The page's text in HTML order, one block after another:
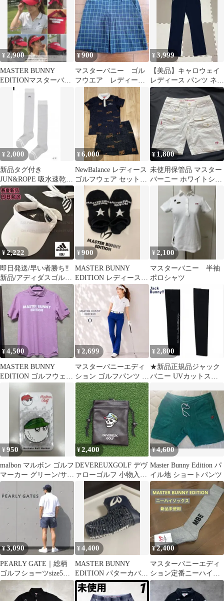
¥2,900
MASTER BUNNY
EDITIONマスターバニ
ー サンバイザーリボン
¥900
マスターバニー ゴル
フウエア レディー
ス スカート 1 紺
色 ⚠難あり USED
¥3,999
【美品】キャロウェイ
レディース パンツ ネイ
ビー L 白パイピング ロ
ゴ刺繍
¥ 2,000
新品タグ付き
JUN&ROPE 吸水速乾
ニーハイソックス グレ
ー ゴルフ
¥6,000
NewBalance レディース
ゴルフウェア セットア
ップ ニューバラン
ス M
¥ 1,800
未使用保管品 マスター
バーニー ホワイトショ
ートパンツ S ゴルフ
ウェア
¥2,222
即日発送/早い者勝ち‼️
新品/アディダスゴルフ/
カワイイサンバイザー
¥900
MASTER BUNNY
EDITION レディース
ショートソックス
¥ 2,100
マスターバニー 半袖
ポロシャツ
¥4,500
MASTER BUNNY
EDITION ゴルフウェア
¥2,699
マスターバニーエディ
ション ゴルフパンツ レ
ディース S ゴルフウェ
ア ロゴ刺繍
¥ 2,800
★新品正規品ジャック
バニー UVカットスー
カバー 男女兼用
¥950
malbon マルボン ゴルフ
マーカー グリーン/サン
バイザー
¥2,400
DEVEREUXGOLF デヴ
ァローゴルフ 小物入れ
¥4,600
Master Bunny Edition パ
イル地 ショートパンツ
¥3,090
PEARLY GATE｜総柄
ゴルフショーツsize5パ
ーリーゲイツマスター
¥4,400
MASTER BUNNY
EDITION パターカバー
ピン型 ネイビー
¥2,400
マスターバニーエディ
ション定番ニーハイソ
ックス新品未使用グレ
ーあったか素材MBE